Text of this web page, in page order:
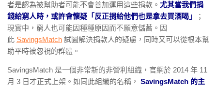
者是認為被幫助者可能不會善加運用這些捐款。 尤其當我們捐
錢給窮人時，或許會懷疑「反正捐給他們也是拿去買酒喝」
；
現實中，窮人也可能因種種原因而不願意儲蓄。因
此 SavingsMatch 試圖解決捐款人的疑慮，同時又可以從根本幫
助平時被忽視的群體。
SavingsMatch 是一個非常新的非營利組織，官網於 2014 年 11
月 3 日才正式上架。如同此組織的名稱， SavingsMatch 的主